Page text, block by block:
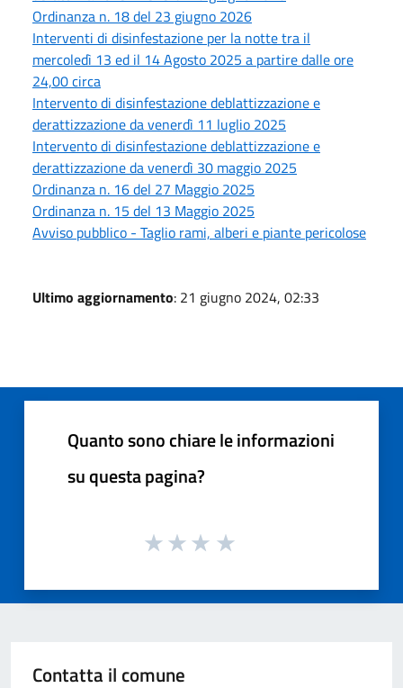
Ordinanza n. 18 del 23 giugno 2026
Interventi di disinfestazione per la notte tra il
mercoledì 13 ed il 14 Agosto 2025 a partire dalle ore
24,00 circa
Intervento di disinfestazione deblattizzazione e
derattizzazione da venerdì 11 luglio 2025
Intervento di disinfestazione deblattizzazione e
derattizzazione da venerdì 30 maggio 2025
Ordinanza n. 16 del 27 Maggio 2025
Ordinanza n. 15 del 13 Maggio 2025
Avviso pubblico - Taglio rami, alberi e piante pericolose
Ultimo aggiornamento: 21 giugno 2024, 02:33
Quanto sono chiare le informazioni
su questa pagina?
Contatta il comune